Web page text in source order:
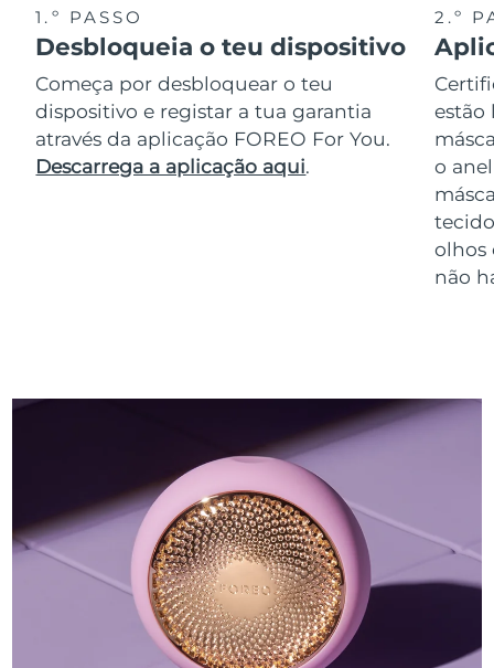
1.º PASSO
Desbloqueia o teu dispositivo
Começa por desbloquear o teu
dispositivo e registar a tua garantia
através da aplicação FOREO For You.
Descarrega a aplicação aqui.
2.º
estão
o
olhos
não